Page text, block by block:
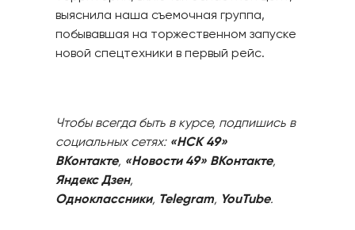
выяснила наша съемочная группа,
побывавшая на торжественном запуске
новой спецтехники в первый рейс.
Чтобы всегда быть в курсе, подпишись в
социальных сетях: «НСК 49»
ВКонтакте, «Новости 49» ВКонтакте,
Яндекс Дзен,
Одноклассники, Telegram, YouTube.